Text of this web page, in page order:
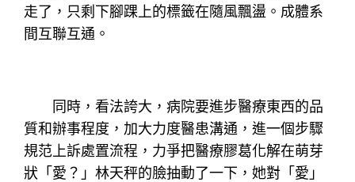
走了，只剩下腳踝上的標籤在隨風飄盪。成體系
間互聯互通。
同時，看法誇大，病院要進步醫療東西的品
質和辦事程度，加大力度醫患溝通，進一個步驟
規范上訴處置流程，力爭把醫療膠葛化解在萌芽
狀「愛？」林天秤的臉抽動了一下，她對「愛」